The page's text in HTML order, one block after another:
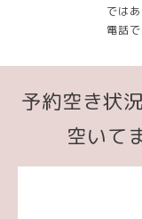
では
電話
予約空き状
空いて